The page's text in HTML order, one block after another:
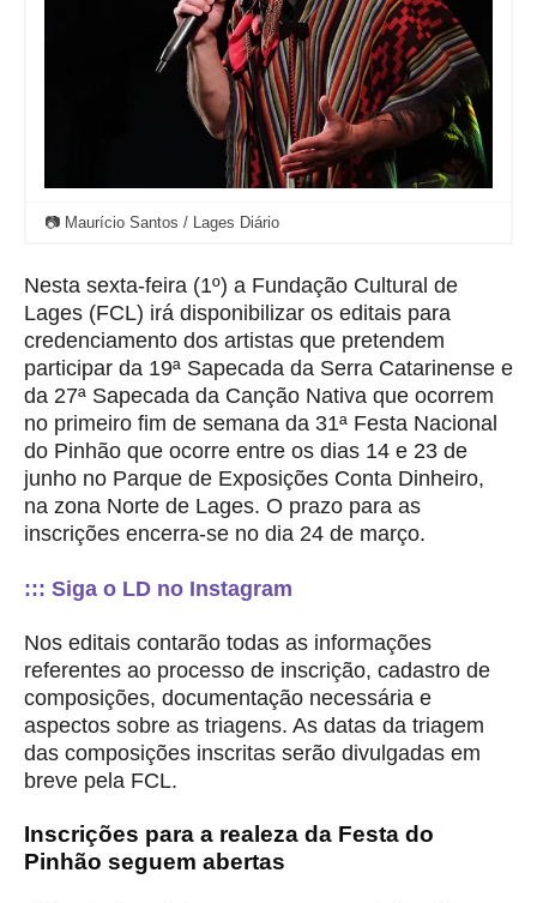
📷 Maurício Santos / Lages Diário
Nesta sexta-feira (1º) a Fundação Cultural de
Lages (FCL) irá disponibilizar os editais para
credenciamento dos artistas que pretendem
participar da 19ª Sapecada da Serra Catarinense e
da 27ª Sapecada da Canção Nativa que ocorrem
no primeiro fim de semana da 31ª Festa Nacional
do Pinhão que ocorre entre os dias 14 e 23 de
junho no Parque de Exposições Conta Dinheiro,
na zona Norte de Lages. O prazo para as
inscrições encerra-se no dia 24 de março.
::: Siga o LD no Instagram
Nos editais contarão todas as informações
referentes ao processo de inscrição, cadastro de
composições, documentação necessária e
aspectos sobre as triagens. As datas da triagem
das composições inscritas serão divulgadas em
breve pela FCL.
Inscrições para a realeza da Festa do
Pinhão seguem abertas